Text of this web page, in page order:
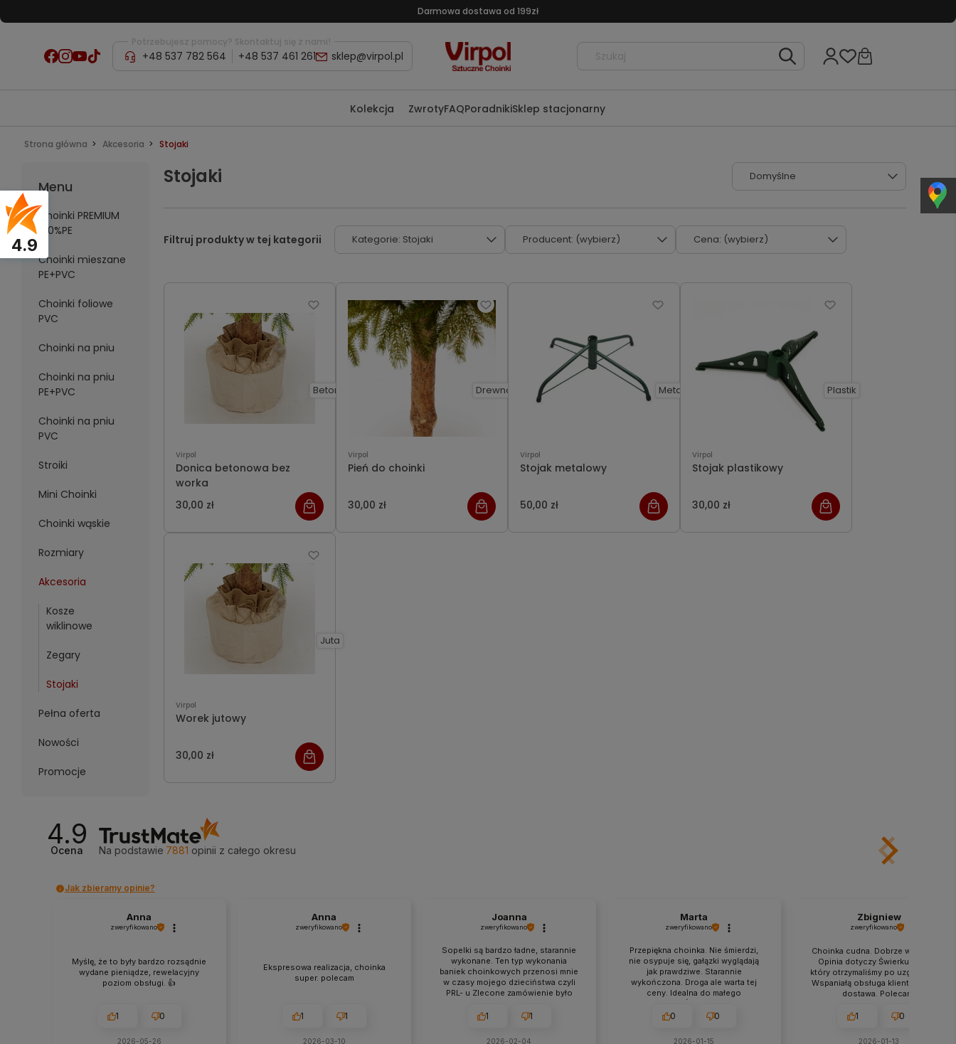
Darmowa dostawa od 199zł
Potrzebujesz pomocy? Skontaktuj się z nami!
+48 537 782 564 +48 537 461 261 sklep@virpol.pl
Kolekcja ZwrotyFAQPoradnikiSklep stacjonarny
Strona główna Akcesoria Stojaki
Menu
Choinki PREMIUM
100%PE
Choinki mieszane
PE+PVC
Choinki foliowe
PVC
Choinki na pniu
Choinki na pniu
PE+PVC
Choinki na pniu
PVC
Stroiki
Mini Choinki
Choinki wąskie
Rozmiary
Akcesoria
Kosze
wiklinowe
Zegary
Stojaki
Pełna oferta
Nowości
Promocje
Stojaki
Kategorie: Stojaki Producent: (wybierz) Cena: (wybierz)
Virpol
Donica betonowa bez
worka
30,00 zł
Beton
Virpol
Pień do choinki
30,00 zł
Drewno
Virpol
Stojak metalowy
50,00 zł
Metal
Virpol
Stojak plastikowy
30,00 zł
Plastik
Virpol
Worek jutowy
30,00 zł
Juta
4.9
Ocena Na podstawie 7881 opinii z całego okresu
Jak zbieramy opinie?
Anna
zweryfikowano
Myślę, że to były bardzo rozsądnie
wydane pieniądze, rewelacyjny
poziom obsługi. 👍️
1 0
2026-05-26
Anna
zweryfikowano
Ekspresowa realizacja, choinka
super. polecam
1 1
2026-03-10
Joanna
zweryfikowano
Sopelki są bardzo ładne, starannie
wykonane. Ten typ wykonania
baniek choinkowych przenosi mnie
w czasy mojego dzieciństwa czyli
PRL- u Zlecone zamówienie było
1 1
2026-02-04
Marta
zweryfikowano
Przepiękna choinka. Nie śmierdzi,
nie osypuje się, gałązki wyglądają
jak prawdziwe. Starannie
wykończona. Droga ale warta tej
ceny. Idealna do małego
Bardzo polecam!!!
0 0
2026-01-15
Zbigniew
zweryfikowano
Choinka cudna. Dobrze wykonaną.
Opinia dotyczy Świerku Beskid,
który otrzymaliśmy po uzgodnieniu.
Wspaniałą obsługa klienta i szybka
dostawa. Polecam.
1 0
2026-01-13
4.9